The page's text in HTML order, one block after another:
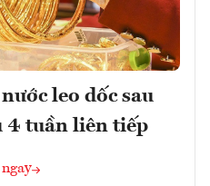
leo dốc sau
4 tuần liên tiếp